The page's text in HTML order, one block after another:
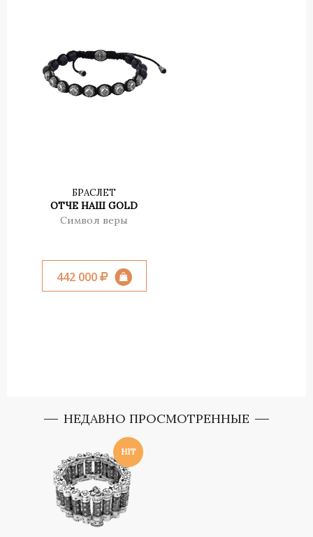
БРАСЛЕТ
ОТЧЕ НАШ GOLD
Символ веры
442 000
НЕДАВНО ПРОСМОТРЕННЫЕ